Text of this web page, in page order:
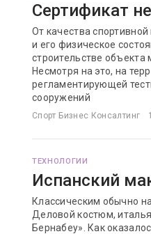
Сертификат
От качества
и его физическое
строительстве объекта
Несмотря на это, на
регламентирующей
сооружений
Спорт Бизнес Консалтинг
ТЕХНОЛОГИИ
Испанский
Классическим обычно
Деловой костюм,
Бернабеу». Как